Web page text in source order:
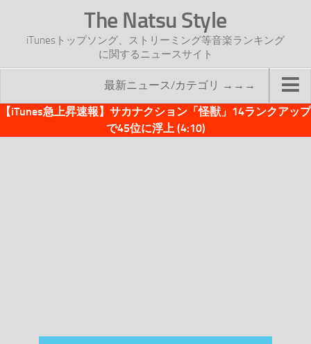
The Natsu Style
iTunesトップソング、ストリーミング等音楽ランキング
に関するニュースサイト
最新ニュース/カテゴリ →→→
TOP
注目カテゴリ
【iTunes急上昇速報】サカナクション「怪獣」14ランクアップ
で45位に浮上 (4:10)